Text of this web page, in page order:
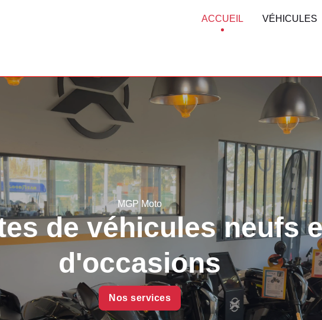
ACCUEIL VÉHICULES
MGP Moto
Équipement complet
Nos services